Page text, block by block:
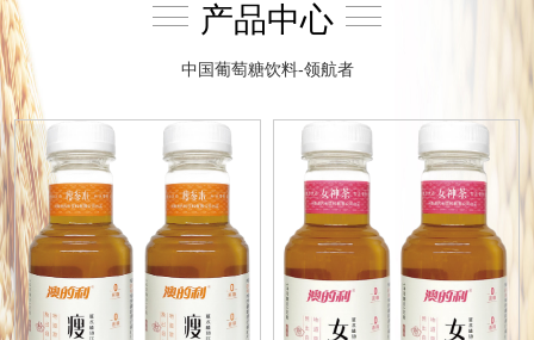
产品中心
中国葡萄糖饮料-领航者